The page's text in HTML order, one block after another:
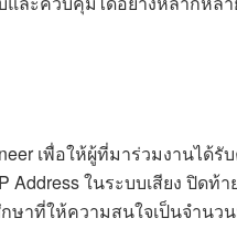
เพื่อให้ผู้ที่มาร่วมงานได้
Address ในระบบเสียง ปิ
าที่ให้ความสนใจเป็นจำนว